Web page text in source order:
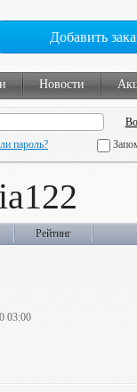
Добавить
Новости
пароль?
Рейтинг
03:00